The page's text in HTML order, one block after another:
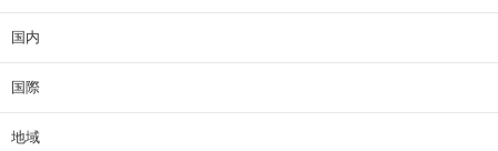
国内
国際
地域